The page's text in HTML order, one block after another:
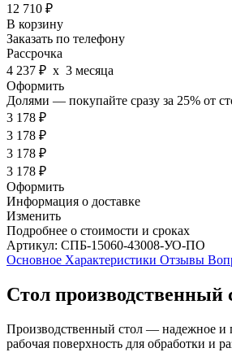
12 710 ₽
В корзину
Заказать по телефону
Рассрочка
4 237 ₽ х 3 месяца
Оформить
Долями — покупайте сразу за 25% от
3 178 ₽
3 178 ₽
3 178 ₽
3 178 ₽
Оформить
Информация о доставке
Изменить
Подробнее о стоимости и сроках
Артикул: СПБ-15060-43008-УО-ПО
Основное Характеристики Отзывы
Стол производственный
Производственный стол — надежное и
рабочая поверхность для обработки и